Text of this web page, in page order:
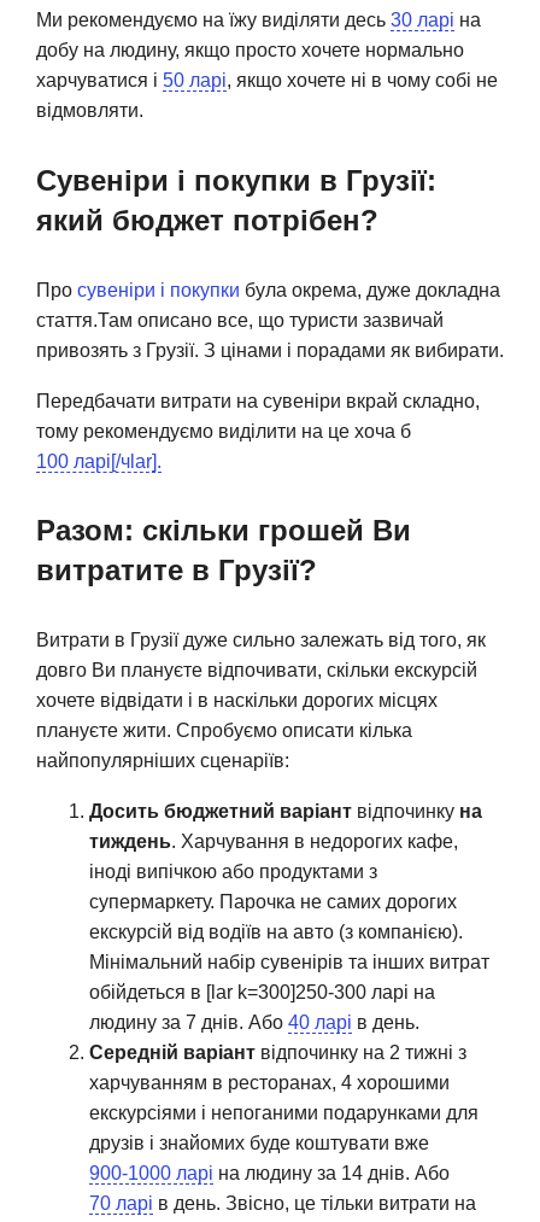
Ми рекомендуємо на їжу виділяти десь 30 ларі на
добу на людину, якщо просто хочете нормально
харчуватися і 50 ларі, якщо хочете ні в чому собі не
відмовляти.
Сувеніри і покупки в Грузії:
який бюджет потрібен?
Про сувеніри і покупки була окрема, дуже докладна
стаття.Там описано все, що туристи зазвичай
привозять з Грузії. З цінами і порадами як вибирати.
Передбачати витрати на сувеніри вкрай складно,
тому рекомендуємо виділити на це хоча б
100 ларі[/чlar].
Разом: скільки грошей Ви
витратите в Грузії?
Витрати в Грузії дуже сильно залежать від того, як
довго Ви плануєте відпочивати, скільки екскурсій
хочете відвідати і в наскільки дорогих місцях
плануєте жити. Спробуємо описати кілька
найпопулярніших сценаріїв:
Досить бюджетний варіант відпочинку на
тиждень. Харчування в недорогих кафе,
іноді випічкою або продуктами з
супермаркету. Парочка не самих дорогих
екскурсій від водіїв на авто (з компанією).
Мінімальний набір сувенірів та інших витрат
обійдеться в [lar k=300]250-300 ларі на
людину за 7 днів. Або 40 ларі в день.
Середній варіант відпочинку на 2 тижні з
харчуванням в ресторанах, 4 хорошими
екскурсіями і непоганими подарунками для
друзів і знайомих буде коштувати вже
900-1000 ларі на людину за 14 днів. Або
70 ларі в день. Звісно, це тільки витрати на